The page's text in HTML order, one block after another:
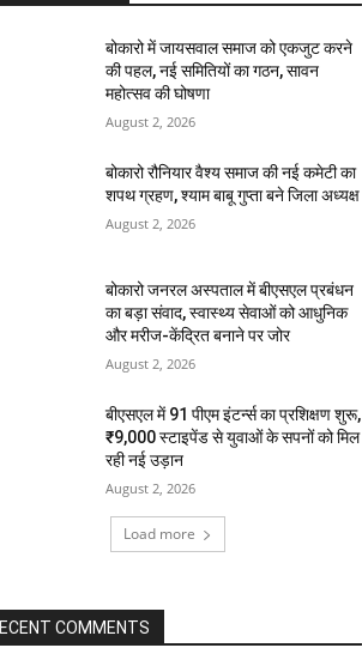
बोकारो में जायसवाल समाज को एकजुट करने
की पहल, नई समितियों का गठन, सावन
महोत्सव की घोषणा
August 2, 2026
बोकारो रौनियार वैश्य समाज की नई कमेटी का
शपथ ग्रहण, श्याम बाबू गुप्ता बने जिला अध्यक्ष
August 2, 2026
बोकारो जनरल अस्पताल में बीएसएल प्रबंधन
का बड़ा संवाद, स्वास्थ्य सेवाओं को आधुनिक
और मरीज-केंद्रित बनाने पर जोर
August 2, 2026
बीएसएल में 91 पीएम इंटर्न्स का प्रशिक्षण शुरू,
₹9,000 स्टाइपेंड से युवाओं के सपनों को मिल
रही नई उड़ान
August 2, 2026
Load more
COMMENTS